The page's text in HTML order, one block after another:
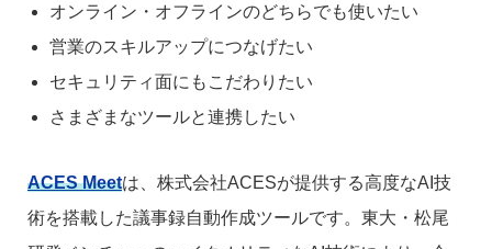
オンライン・オフラインのどちらでも使いたい
営業のスキルアップにつなげたい
セキュリティ面にもこだわりたい
さまざまなツールと連携したい
ACES Meetは、株式会社ACESが提供する高度なAI技
術を搭載した議事録自動作成ツールです。東大・松尾